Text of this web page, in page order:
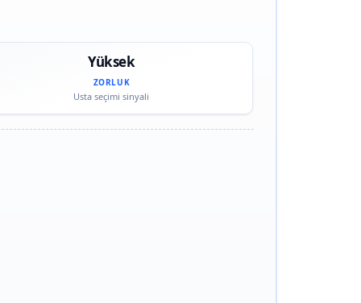
Yüksek
ZORLUK
Usta seçimi sinyali